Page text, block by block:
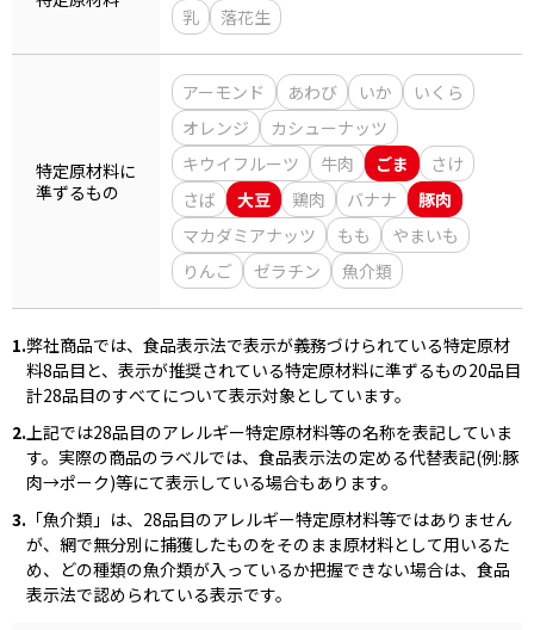
商品情報一覧
だしパック
乳 落花生
特定原材料に
準ずるもの
アーモンド あわび いか
いくら
オレンジ
カシューナッツ
キウイフルーツ
牛肉 ごま
さけ
さば
大豆 鶏肉 バナナ
豚肉
マカダミアナッツ
もも
やまいも
りんご
ゼラチン 魚介類
1.弊社商品では、食品表示法で表示が義務づけられている特定原材
料8品目と、表示が推奨されている特定原材料に準ずるもの20品目
計28品目のすべてについて表示対象としています。
2. 上記では28品目のアレルギー特定原材料等の名称を表記していま
す。実際の商品のラベルでは、食品表示法の定める代替表記(例:豚
肉→ポーク)等にて表示している場合もあります。
3. 「魚介類」は、28品目のアレルギー特定原材料等ではありません
が、網で無分別に捕獲したものをそのまま原材料として用いるた
め、どの種類の魚介類が入っているか把握できない場合は、食品
表示法で認められている表示です。